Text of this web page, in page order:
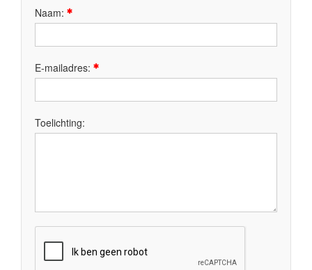
Naam:
E-mailadres:
Toelichting: